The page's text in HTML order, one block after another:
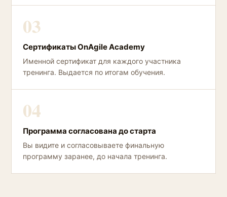
03
Сертификаты OnAgile Academy
Именной сертификат для каждого участника
тренинга. Выдается по итогам обучения.
04
Программа согласована до старта
Вы видите и согласовываете финальную
программу заранее, до начала тренинга.